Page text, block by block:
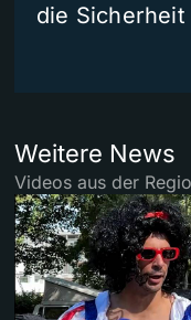
die Sicherheit
Weitere News
Videos aus der